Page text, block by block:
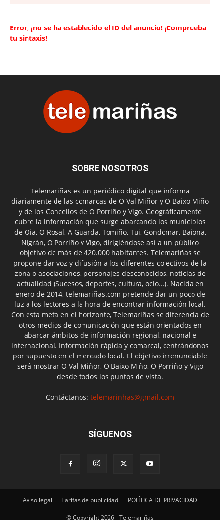
Error, ¡no se ha establecido el ID del anuncio! ¡Comprueba
tu sintaxis!
SOBRE NOSOTROS
Telemariñas es un periódico digital que informa
diariamente de las comarcas de O Val Miñor y O Baixo Miño
y de los Concellos de O Porriño y Vigo. Geográficamente
cubre la información que surge abarcando los municipios
de Oia, O Rosal, A Guarda, Tomiño, Tui, Gondomar, Baiona,
Nigrán, O Porriño y Vigo, dirigiéndose así a un público
objetivo de más de 420.000 habitantes. Telemariñas se
propone dar voz y difusión a los diferentes colectivos de la
zona o asociaciones, personajes desconocidos, noticias de
actualidad (Sucesos, deportes, cultura, ocio...). Nacida en
enero de 2014, telemariñas.com pretende dar un poco de
luz a los lectores a la hora de encontrar información local.
Con esta meta en el horizonte, Telemariñas se diferencia de
otros medios de comunicación que están orientados en
abarcar ámbitos de información regional, nacional e
internacional. Información rápida y comarcal, centrándonos
por supuesto en el mercado local. El objetivo irrenunciable
será mostrar O Val Miñor, O Baixo Miño, O Porriño y Vigo
desde todos los puntos de vista.
Contáctanos: telemarinhas@gmail.com
SÍGUENOS
Aviso legal Tarifas de publicidad POLÍTICA DE PRIVACIDAD
© Copyright 2026 - Telemariñas